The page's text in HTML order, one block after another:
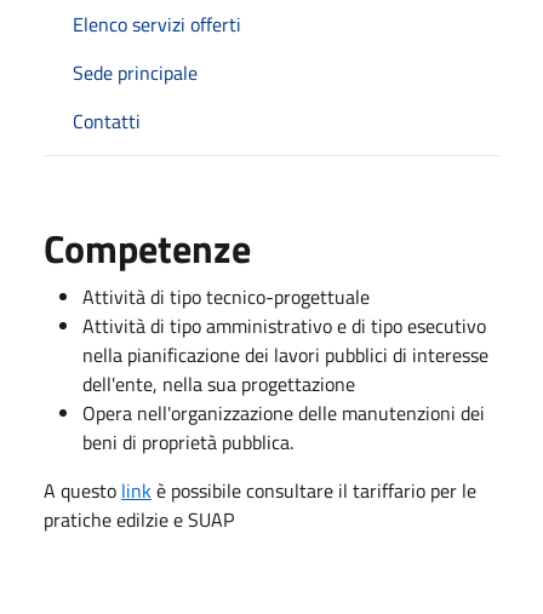
Elenco servizi offerti
Sede principale
Contatti
Competenze
Attività di tipo tecnico-progettuale
Attività di tipo amministrativo e di tipo esecutivo
nella pianificazione dei lavori pubblici di interesse
dell'ente, nella sua progettazione
Opera nell'organizzazione delle manutenzioni dei
beni di proprietà pubblica.
A questo linkè possibile consultare il tariffario per le
pratiche edilzie e SUAP